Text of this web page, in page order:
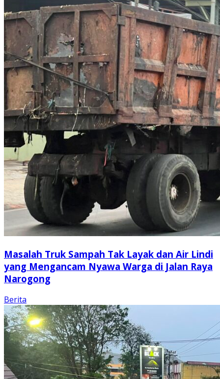
Masalah Truk Sampah Tak Layak dan Air Lindi
yang Mengancam Nyawa Warga di Jalan Raya
Narogong
Berita